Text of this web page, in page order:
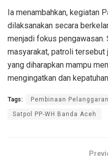
Ia menambahkan, kegiatan
dilaksanakan secara
menjadi fokus pengawasan.
masyarakat, patroli tersebut
yang diharapkan mampu
mengingatkan dan
Tags: Pembinaan Pelanggaran
Satpol PP-WH Banda Aceh